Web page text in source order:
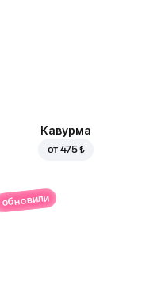
Кавурма
от475 ₺
обновили